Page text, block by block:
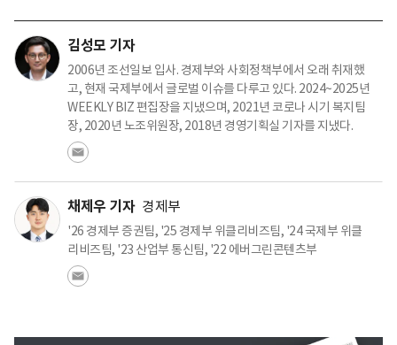
김성모 기자
2006년 조선일보 입사. 경제부와 사회정책부에서 오래 취재했
고, 현재 국제부에서 글로벌 이슈를 다루고 있다. 2024~2025년
WEEKLY BIZ 편집장을 지냈으며, 2021년 코로나 시기 복지팀
장, 2020년 노조위원장, 2018년 경영기획실 기자를 지냈다.
채제우 기자 경제부
'26 경제부 증권팀, '25 경제부 위클리비즈팀, '24 국제부 위클
리비즈팀, '23 산업부 통신팀, '22 에버그린콘텐츠부